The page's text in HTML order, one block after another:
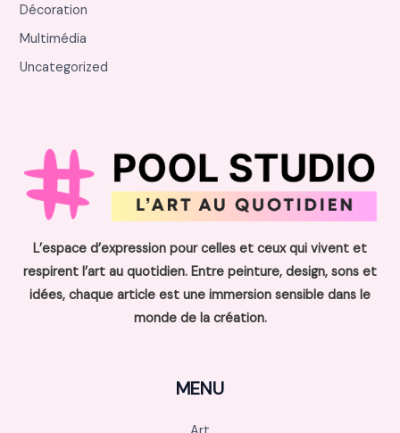
Décoration
Multimédia
Uncategorized
L’espace d’expression pour celles et ceux qui vivent et
respirent l’art au quotidien. Entre peinture, design, sons et
idées, chaque article est une immersion sensible dans le
monde de la création.
MENU